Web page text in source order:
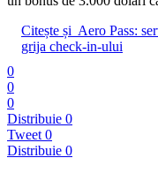
Citește și Aero Pass:
grija check-in-ului
0
0
0
Distribuie 0
Tweet 0
Distribuie 0